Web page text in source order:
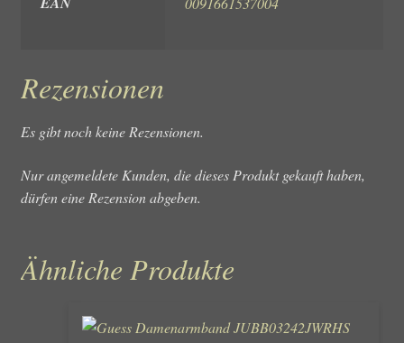
Rezensionen
Es gibt noch keine Rezensionen.
Nur angemeldete Kunden, die dieses Produkt gekauft haben,
dürfen eine Rezension abgeben.
Ähnliche Produkte